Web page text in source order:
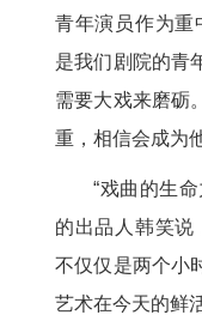
青年演员作为重
是我们剧院的青
需要大戏来磨砺
重，相信会成为
“戏曲的生
的出品人韩笑说
不仅仅是两个小
艺术在今天的鲜